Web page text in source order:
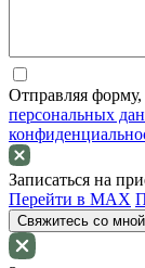
Отправляя
персональных
Записаться на
Перейти в MAX
Свяжитесь со мной